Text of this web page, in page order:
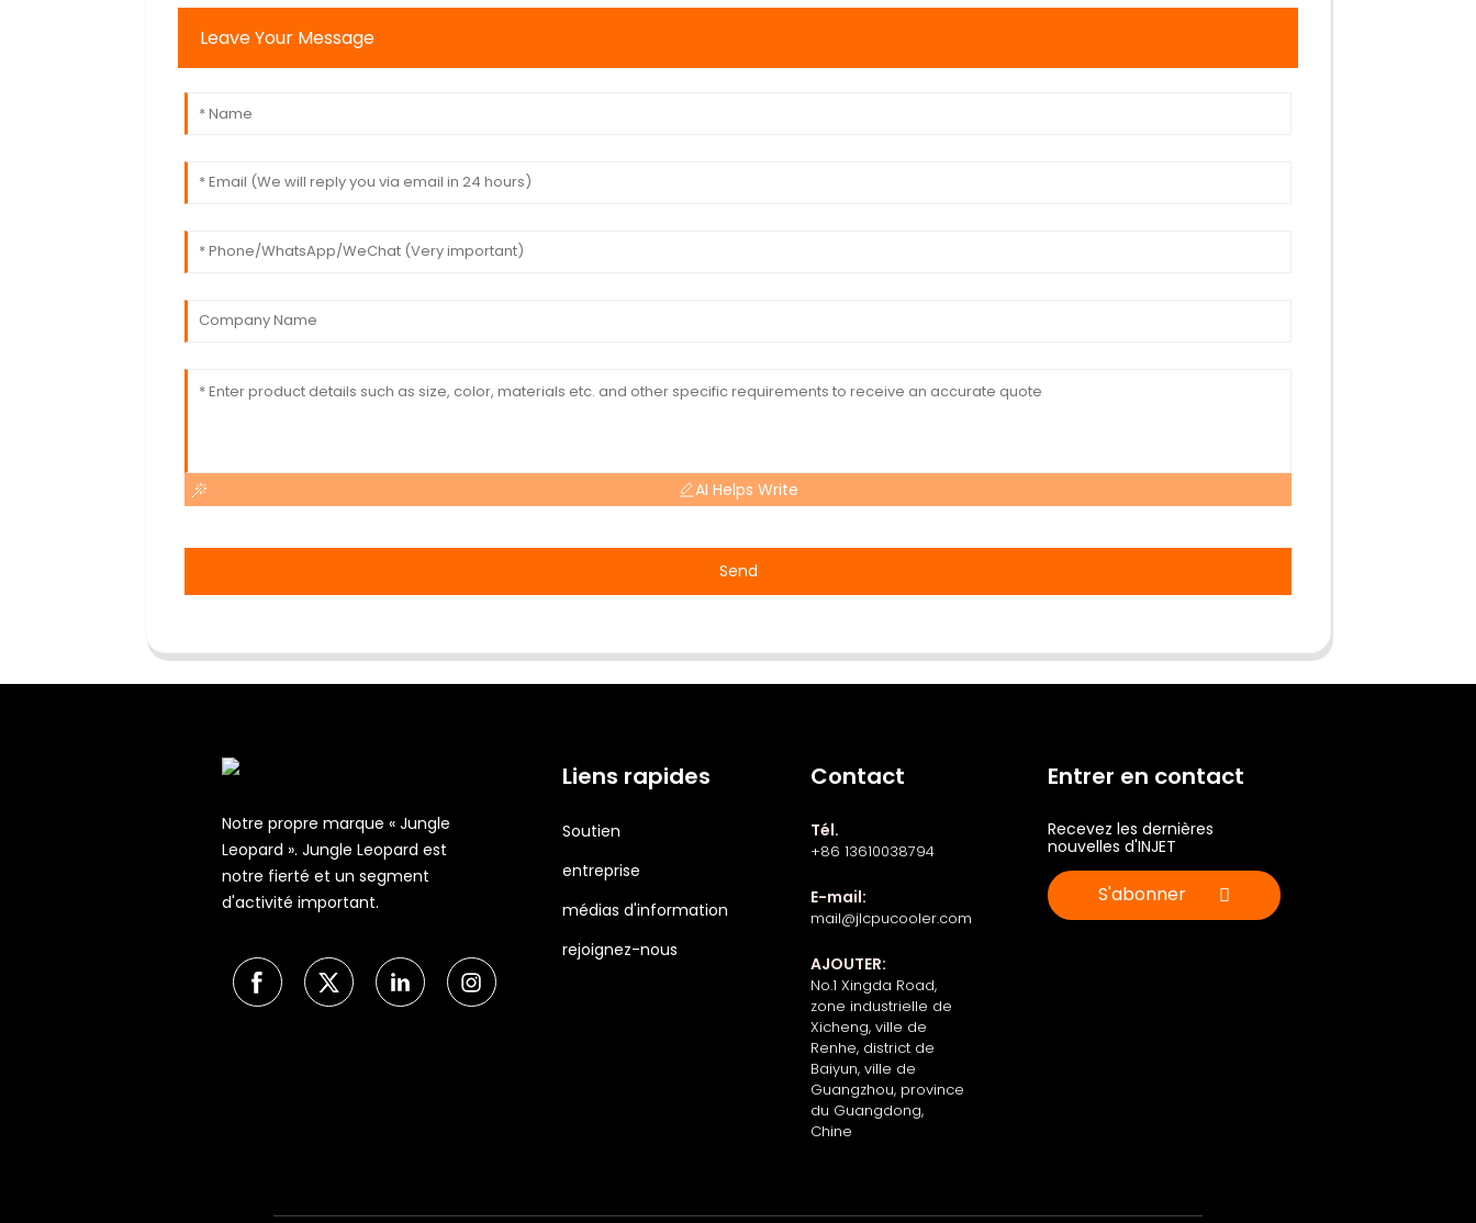
Leave Your Message
AI Helps Write
Send
Notre propre marque « Jungle
Leopard ». Jungle Leopard est
notre fierté et un segment
d'activité important.
Liens rapides
Soutien
entreprise
médias d'information
rejoignez-nous
Contact
Tél.
+86 13610038794
E-mail:
mail@jlcpucooler.com
AJOUTER:
No.1 Xingda Road,
zone industrielle de
Xicheng, ville de
Renhe, district de
Baiyun, ville de
Guangzhou, province
du Guangdong,
Chine
Entrer en contact
Recevez les dernières
nouvelles d'INJET
S'abonner